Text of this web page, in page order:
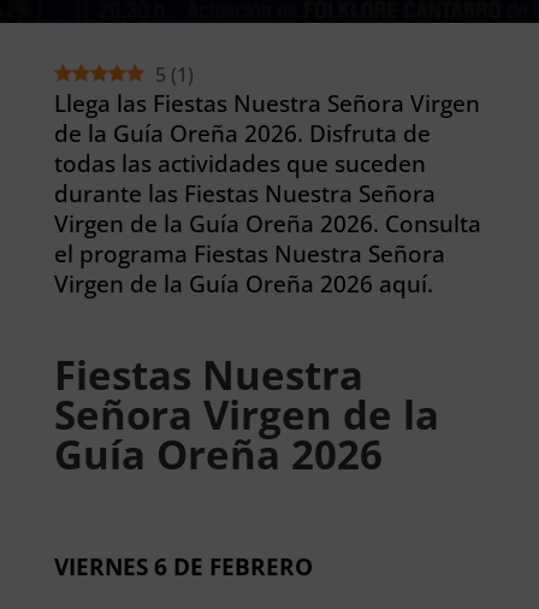
5 (1)
Llega las Fiestas Nuestra Señora Virgen
de la Guía Oreña 2026. Disfruta de
todas las actividades que suceden
durante las Fiestas Nuestra Señora
Virgen de la Guía Oreña 2026. Consulta
el programa Fiestas Nuestra Señora
Virgen de la Guía Oreña 2026 aquí.
Fiestas Nuestra
Señora Virgen de la
Guía Oreña 2026
VIERNES 6 DE FEBRERO